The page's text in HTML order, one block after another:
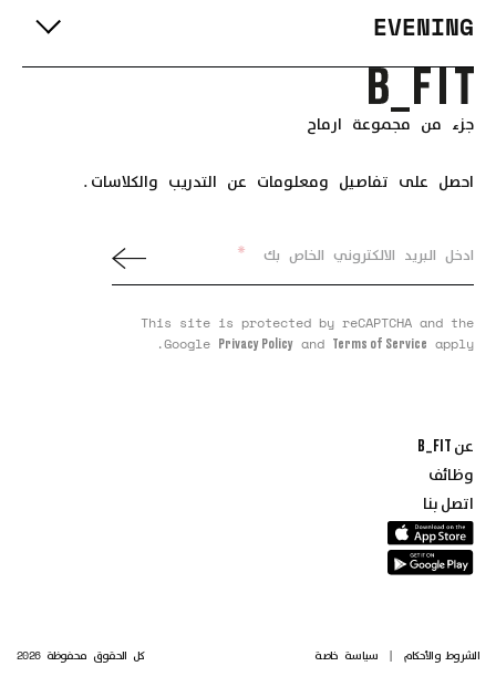
EVENING
جزء من مجموعة ارماح
احصل على تفاصيل ومعلومات عن التدريب والكلاسات.
ادخل البريد الالكتروني الخاص بك *
This site is protected by reCAPTCHA and the
Google Privacy Policy and Terms of Service apply.
عن B_FIT
وظائف
اتصل بنا
الشروط والأحكام | سياسة خاصة كل الحقوق محفوظة 2026